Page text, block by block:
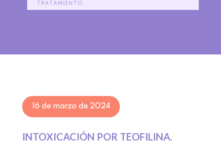
TRATAMIENTO
16 de marzo de 2024
INTOXICACIÓN POR TEOFILINA.